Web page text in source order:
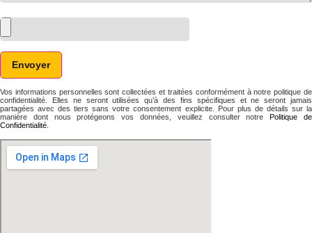
Envoyer
Vos informations personnelles sont collectées et traitées conformément à notre politique de
confidentialité. Elles ne seront utilisées qu’à des fins spécifiques et ne seront jamais
partagées avec des tiers sans votre consentement explicite. Pour plus de détails sur la
manière dont nous protégeons vos données, veuillez consulter notrePolitique de
Confidentialité.